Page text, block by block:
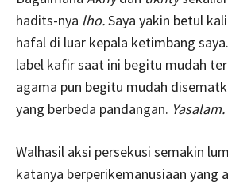
hadits-nya lho.Saya yakin betul
hafal di luar kepala ketimbang
label kafir saat ini begitu mudah
agama pun begitu mudah
yang berbeda pandangan. Yasalam.
Walhasil aksi persekusi semakin
katanya berperikemanusiaan yang